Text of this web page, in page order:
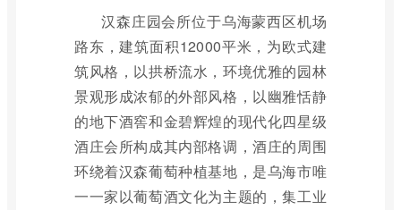
汉森庄园会所位于乌海蒙西区机场
路东，建筑面积12000平米，为欧式建
筑风格，以拱桥流水，环境优雅的园林
景观形成浓郁的外部风格，以幽雅恬静
的地下酒窖和金碧辉煌的现代化四星级
酒庄会所构成其内部格调，酒庄的周围
环绕着汉森葡萄种植基地，是乌海市唯
一一家以葡萄酒文化为主题的，集工业